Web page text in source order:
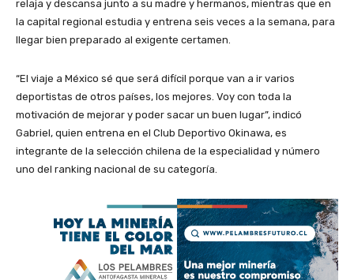
relaja y descansa junto a su madre y hermanos, mientras que en
la capital regional estudia y entrena seis veces a la semana, para
llegar bien preparado al exigente certamen.
“El viaje a México sé que será difícil porque van a ir varios
deportistas de otros países, los mejores. Voy con toda la
motivación de mejorar y poder sacar un buen lugar”, indicó
Gabriel, quien entrena en el Club Deportivo Okinawa, es
integrante de la selección chilena de la especialidad y número
uno del ranking nacional de su categoría.